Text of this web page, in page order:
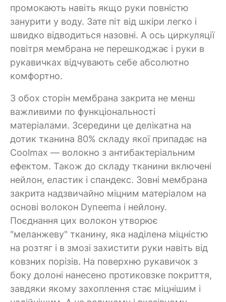
промокають навіть якщо руки повністю
занурити у воду. Зате піт від шкіри легко і
швидко відводиться назовні. А ось циркуляції
повітря мембрана не перешкоджає і руки в
рукавичках відчувають себе абсолютно
комфортно.
З обох сторін мембрана закрита не менш
важливими по функціональності
матеріалами. Зсередини це делікатна на
дотик тканина 80% складу якої припадає на
Coolmax — волокно з антибактеріальним
ефектом. Також до складу тканини включені
нейлон, еластик і спандекс. Зовні мембрана
закрита надзвичайно міцним матеріалом на
основі волокон Dyneema і нейлону.
Поєднання цих волокон утворює
"меланжеву" тканину, яка наділена міцністю
на розтяг і в змозі захистити руки навіть від
ковзних порізів. На поверхню рукавичок з
боку долоні нанесено протиковзке покриття,
завдяки якому захоплення стає міцнішим і